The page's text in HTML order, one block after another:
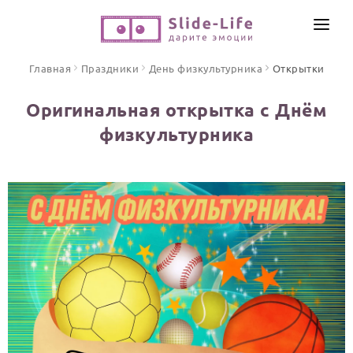
ПО ФОРМАТУ
Песни поздравления
Открытки
Стихи и тексты
ПРАЗДНИКИ
С Днем рождения
Юбилей
ИНСТРУМЕНТЫ
ЦЕНЫ
ОТЗЫВЫ
Главная Праздники День физкультурника Открытки
Оригинальная открытка с Днём
физкультурника